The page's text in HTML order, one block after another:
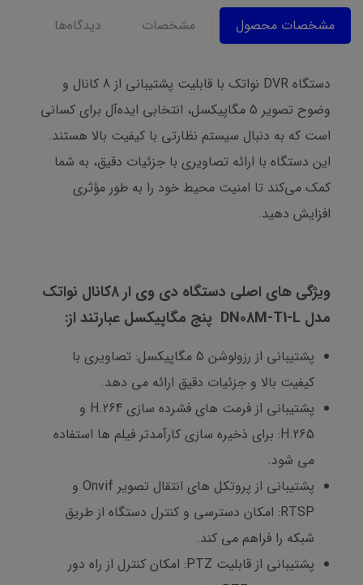
مشخصات محصول مشخصات دیدگاه‌ها
دستگاه DVR نواتک با قابلیت پشتیبانی از 8 کانال و
وضوح تصویر 5 مگاپیکسل، انتخابی ایده‌آل برای کسانی
است که به دنبال سیستم نظارتی با کیفیت بالا هستند.
این دستگاه با ارائه تصاویری با جزئیات دقیق، به شما
کمک می‌کند تا امنیت محیط خود را به طور مؤثری
افزایش دهید.
ویژگی های اصلی دستگاه دی وی ار 8کانال نواتک
مدل DN08M-T1-L پنج مگاپیکسل عبارتند از:
پشتیبانی از رزولوشن 5 مگاپیکسل: تصاویری با
کیفیت بالا و جزئیات دقیق ارائه می دهد.
پشتیبانی از فرمت های فشرده سازی H.264 و
H.265: برای ذخیره سازی کارآمدتر فیلم ها استفاده
می شود.
پشتیبانی از پروتکل های انتقال تصویر Onvif و
RTSP: امکان دسترسی و کنترل دستگاه از طریق
شبکه را فراهم می کند.
پشتیبانی از قابلیت PTZ: امکان کنترل از راه دور